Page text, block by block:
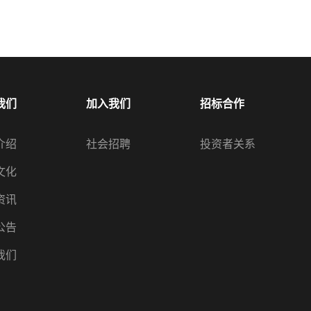
们
绍
化
讯
告
加入我们
社会招聘
招标合作
投资者关系